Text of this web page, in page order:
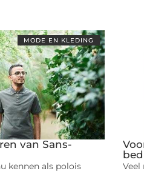
MODE EN KLEDING
van Sans-
kennen als polois Veel